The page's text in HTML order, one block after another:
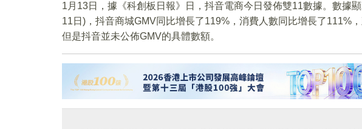
1月13日，據《科創板日報》日，抖音電商今日發佈雙11數據。數據
11日)，抖音商城GMV同比增長了119%，消費人數同比增長了111%
但是抖音並未公佈GMV的具體數額。